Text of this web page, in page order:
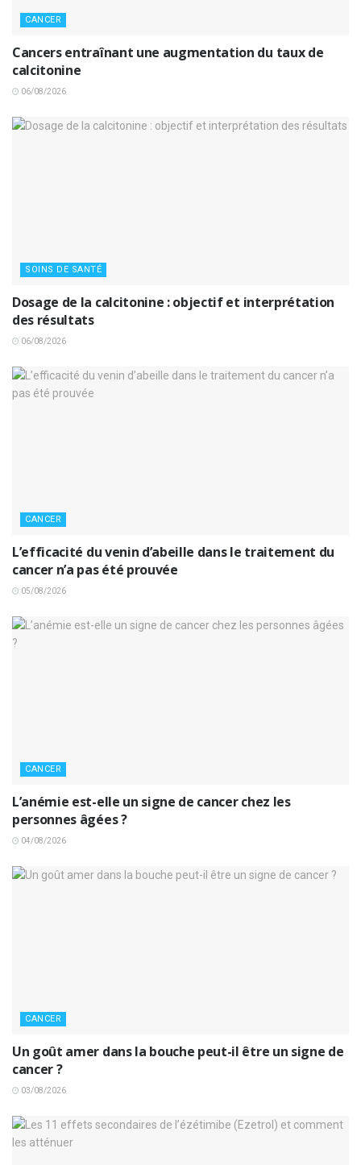
CANCER
Cancers entraînant une augmentation du taux de
calcitonine
06/08/2026
SOINS DE SANTÉ
Dosage de la calcitonine : objectif et interprétation
des résultats
06/08/2026
CANCER
L’efficacité du venin d’abeille dans le traitement du
cancer n’a pas été prouvée
05/08/2026
CANCER
L’anémie est-elle un signe de cancer chez les
personnes âgées ?
04/08/2026
CANCER
Un goût amer dans la bouche peut-il être un signe de
cancer ?
03/08/2026